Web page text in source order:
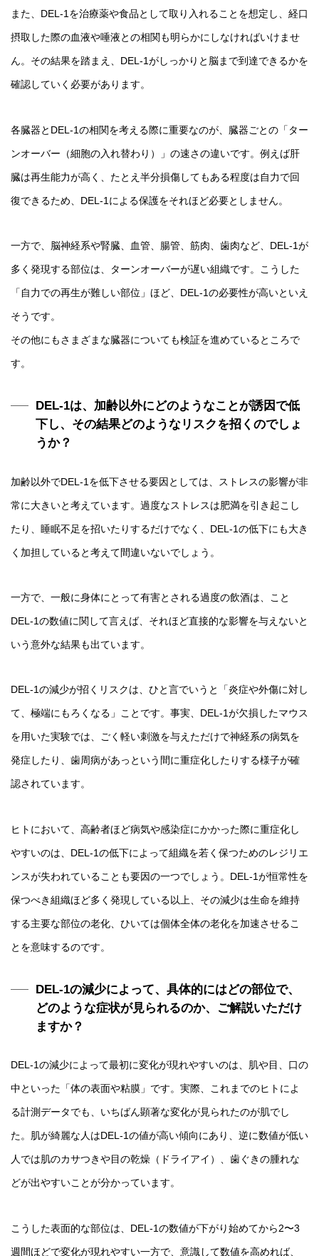
また、DEL-1を治療薬や食品として取り入れることを想定し、経口
摂取した際の血液や唾液との相関も明らかにしなければいけませ
ん。その結果を踏まえ、DEL-1がしっかりと脳まで到達できるかを
確認していく必要があります。
各臓器とDEL-1の相関を考える際に重要なのが、臓器ごとの「ター
ンオーバー（細胞の入れ替わり）」の速さの違いです。例えば肝
臓は再生能力が高く、たとえ半分損傷してもある程度は自力で回
復できるため、DEL-1による保護をそれほど必要としません。
一方で、脳神経系や腎臓、血管、腸管、筋肉、歯肉など、DEL-1が
多く発現する部位は、ターンオーバーが遅い組織です。こうした
「自力での再生が難しい部位」ほど、DEL-1の必要性が高いといえ
そうです。
その他にもさまざまな臓器についても検証を進めているところで
す。
DEL-1は、加齢以外にどのようなことが誘因で低
下し、その結果どのようなリスクを招くのでしょ
うか？
加齢以外でDEL-1を低下させる要因としては、ストレスの影響が非
常に大きいと考えています。過度なストレスは肥満を引き起こし
たり、睡眠不足を招いたりするだけでなく、DEL-1の低下にも大き
く加担していると考えて間違いないでしょう。
一方で、一般に身体にとって有害とされる過度の飲酒は、こと
DEL-1の数値に関して言えば、それほど直接的な影響を与えないと
いう意外な結果も出ています。
DEL-1の減少が招くリスクは、ひと言でいうと「炎症や外傷に対し
て、極端にもろくなる」ことです。事実、DEL-1が欠損したマウス
を用いた実験では、ごく軽い刺激を与えただけで神経系の病気を
発症したり、歯周病があっという間に重症化したりする様子が確
認されています。
ヒトにおいて、高齢者ほど病気や感染症にかかった際に重症化し
やすいのは、DEL-1の低下によって組織を若く保つためのレジリエ
ンスが失われていることも要因の一つでしょう。DEL-1が恒常性を
保つべき組織ほど多く発現している以上、その減少は生命を維持
する主要な部位の老化、ひいては個体全体の老化を加速させるこ
とを意味するのです。
DEL-1の減少によって、具体的にはどの部位で、
どのような症状が見られるのか、ご解説いただけ
ますか？
DEL-1の減少によって最初に変化が現れやすいのは、肌や目、口の
中といった「体の表面や粘膜」です。実際、これまでのヒトによ
る計測データでも、いちばん顕著な変化が見られたのが肌でし
た。肌が綺麗な人はDEL-1の値が高い傾向にあり、逆に数値が低い
人では肌のカサつきや目の乾燥（ドライアイ）、歯ぐきの腫れな
どが出やすいことが分かっています。
こうした表面的な部位は、DEL-1の数値が下がり始めてから2〜3
週間ほどで変化が現れやすい一方で、意識して数値を高めれば、